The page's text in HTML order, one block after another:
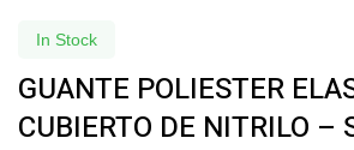
In Stock
GUANTE POLIESTER
CUBIERTO DE NITRILO –